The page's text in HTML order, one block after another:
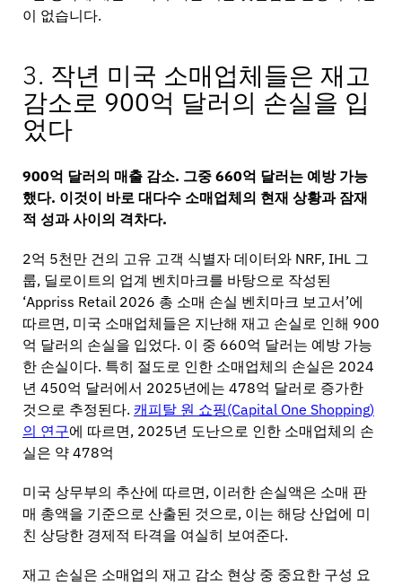
이 없습니다.
3. 작년 미국 소매업체들은 재고
감소로 900억 달러의 손실을 입
었다
900억 달러의 매출 감소. 그중 660억 달러는 예방 가능
했다. 이것이 바로 대다수 소매업체의 현재 상황과 잠재
적 성과 사이의 격차다.
2억 5천만 건의 고유 고객 식별자 데이터와 NRF, IHL 그
룹, 딜로이트의 업계 벤치마크를 바탕으로 작성된
‘Appriss Retail 2026 총 소매 손실 벤치마크 보고서’에
따르면, 미국 소매업체들은 지난해 재고 손실로 인해 900
억 달러의 손실을 입었다. 이 중 660억 달러는 예방 가능
한 손실이다. 특히 절도로 인한 소매업체의 손실은 2024
년 450억 달러에서 2025년에는 478억 달러로 증가한
것으로 추정된다. 캐피탈 원 쇼핑(Capital One Shopping)
의 연구에 따르면, 2025년 도난으로 인한 소매업체의 손
실은 약 478억
미국 상무부의 추산에 따르면, 이러한 손실액은 소매 판
매 총액을 기준으로 산출된 것으로, 이는 해당 산업에 미
친 상당한 경제적 타격을 여실히 보여준다.
재고 손실은 소매업의 재고 감소 현상 중 중요한 구성 요